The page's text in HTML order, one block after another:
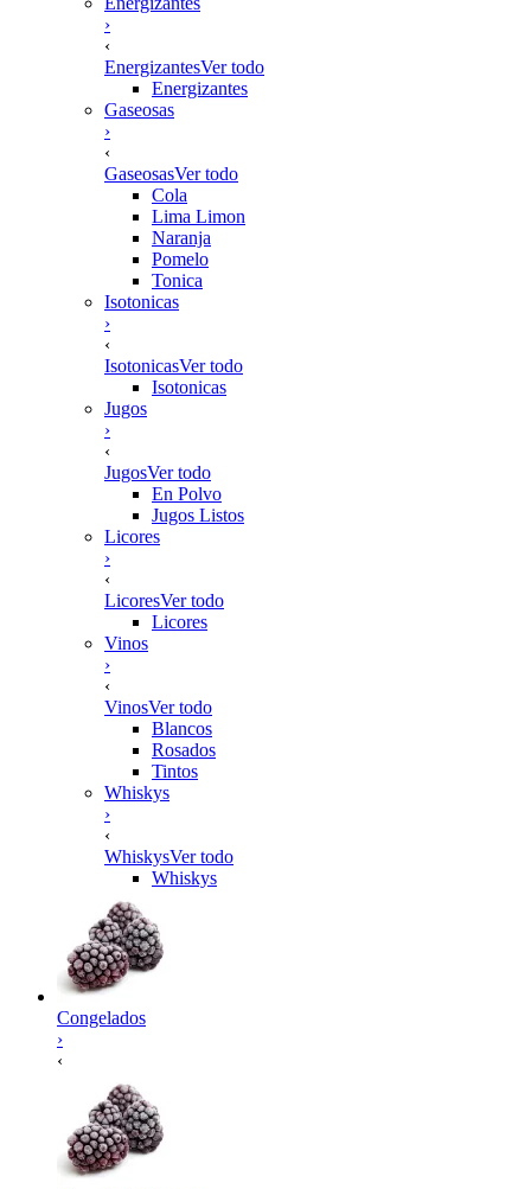
›
‹
EnergizantesVer todo
Energizantes
Gaseosas
›
‹
GaseosasVer todo
Cola
Lima Limon
Naranja
Pomelo
Tonica
Isotonicas
›
‹
IsotonicasVer todo
Isotonicas
Jugos
›
‹
JugosVer todo
En Polvo
Jugos Listos
Licores
›
‹
LicoresVer todo
Licores
Vinos
›
‹
VinosVer todo
Blancos
Rosados
Tintos
Whiskys
›
‹
WhiskysVer todo
Whiskys
Congelados
›
‹